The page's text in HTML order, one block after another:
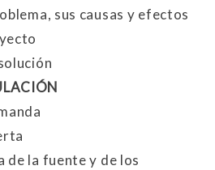
sus causas y efectos
de la fuente y de los